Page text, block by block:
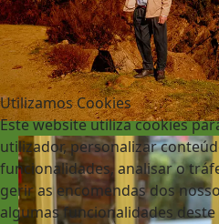
Utilizamos Cookies
Este website utiliza cookies
utilizador, personalizar
funcionalidades, analisar o
gerir as encomendas dos
algumas funcionalidades